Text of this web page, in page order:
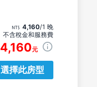
4,160/1 晚
不含稅金和服務費
4,160元
選擇此房型